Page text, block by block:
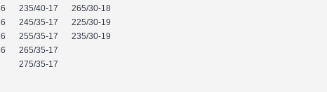
235/40-17
265/30-18
245/35-17
225/30-19
255/35-17
235/30-19
265/35-17
275/35-17